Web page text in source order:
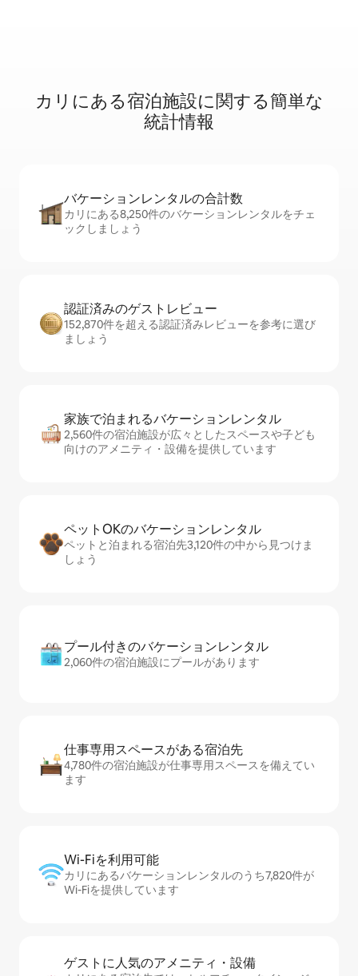
カリに⁠あ⁠る宿⁠泊⁠施⁠設⁠に関⁠す⁠る簡⁠単⁠な
統⁠計⁠情⁠報
バケーションレ⁠ン⁠タ⁠ル⁠の合⁠計⁠数
カリにある8,250件のバケーションレンタルをチェ
ックしましょう
認証済みのゲ⁠ス⁠ト⁠レ⁠ビ⁠ュ⁠ー
152,870件を超える認証済みレビューを参考に選び
ましょう
家族で泊まれるバ⁠ケ⁠ー⁠シ⁠ョ⁠ンレ⁠ン⁠タ⁠ル
2,560件の宿泊施設が広々としたスペースや子ども
向けのアメニティ・設備を提供しています
ペットOKのバ⁠ケ⁠ー⁠シ⁠ョ⁠ンレ⁠ン⁠タ⁠ル
ペットと泊まれる宿泊先3,120件の中から見つけま
しょう
プール付きのバ⁠ケ⁠ー⁠シ⁠ョ⁠ンレ⁠ン⁠タ⁠ル
2,060件の宿泊施設にプールがあります
仕事専用ス⁠ペ⁠ー⁠スがあ⁠る宿⁠泊⁠先
4,780件の宿泊施設が仕事専用スペースを備えてい
ます
Wi-Fiを利⁠用⁠可⁠能
カリにあるバケーションレンタルのうち7,820件が
Wi-Fiを提供しています
ゲストに人⁠気⁠のア⁠メ⁠ニ⁠テ⁠ィ・設⁠備